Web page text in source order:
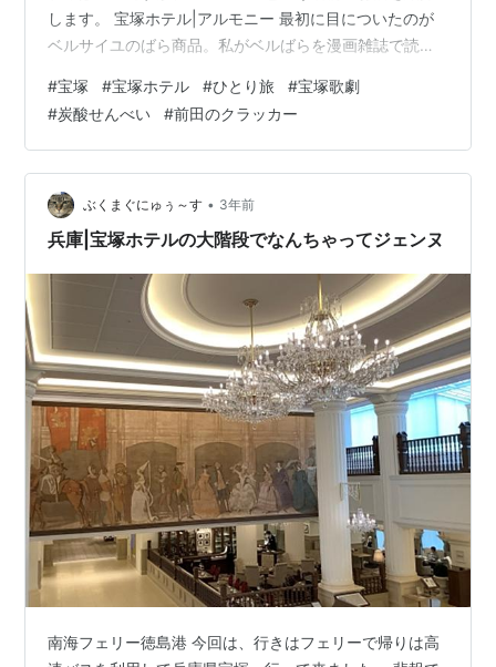
します。 宝塚ホテル|アルモニー 最初に目についたのが
ベルサイユのばら商品。私がベルばらを漫画雑誌で読ん
ベルばらが置いてあるということは、「宝塚＝ベルば
ら」ですね。どんなものでも、ひとつヒットすると古臭
いと言われようが貫くという姿勢はアリですね。 宝塚ホ
テル|アルモニー ベルばらを語り出したら文章が糞長くな
るので止めておきます。これだけ陳列しているというこ
とは売れるんでしょうね。 宝塚ホテル…
#宝塚 #宝塚ホテル #ひとり旅 #宝塚歌劇
#炭酸せんべい #前田のクラッカー
ぶくまぐにゅぅ～す • 3年前
兵庫|宝塚ホテルの大階段でなんちゃってジェンヌ
南海フェリー徳島港 今回は、行きはフェリーで帰りは高